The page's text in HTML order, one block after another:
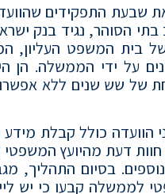
שבעת התפקידים
הסוהר, נגיד בנק
בית המשפט העליון,
על ידי הממשלה. הן
שש שנים ללא
הוועדה כולל קבלת
חוות דעת מהיועץ
נוספים. בסיום
לממשלה קבעו כי יש